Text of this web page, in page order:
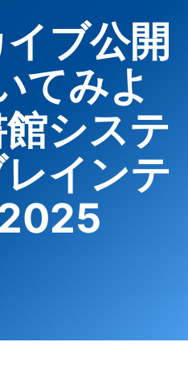
イブ公開
てみよ
システ
インテ